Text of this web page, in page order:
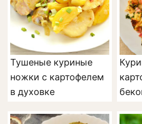
Тушеные куриные
ножки с картофелем
в духовке